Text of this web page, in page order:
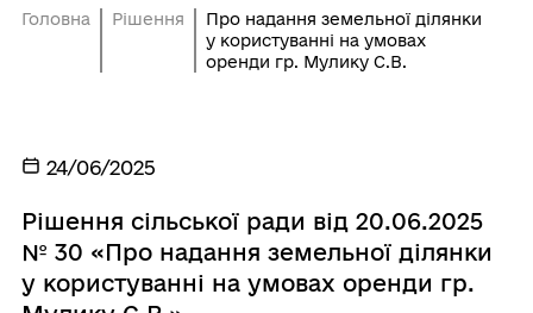
Головна Рішення
Про надання земельної ділянки
у користуванні на умовах
оренди гр. Мулику С.В.
24/06/2025
Рішення сільської ради від 20.06.2025
№ 30 «Про надання земельної ділянки
у користуванні на умовах оренди гр.